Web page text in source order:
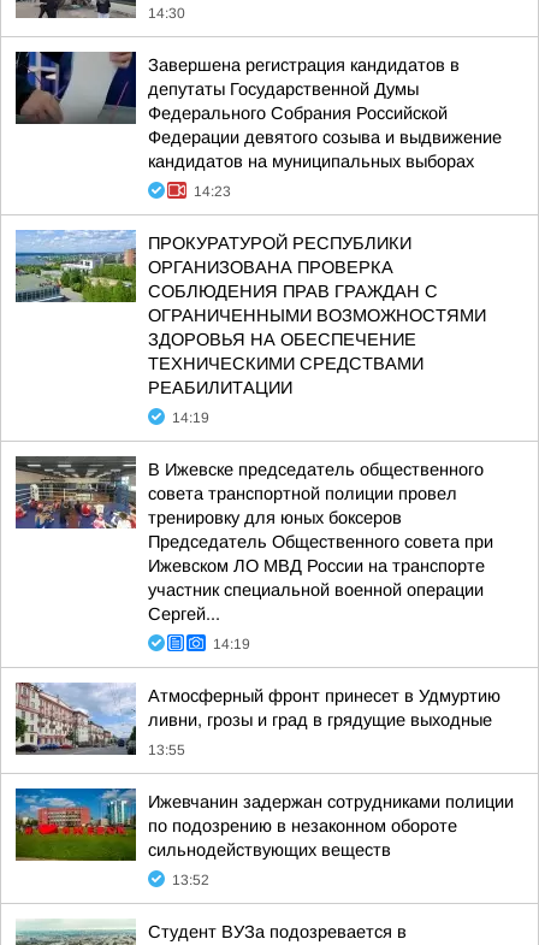
14:30
Завершена регистрация кандидатов в
депутаты Государственной Думы
Федерального Собрания Российской
Федерации девятого созыва и выдвижение
кандидатов на муниципальных выборах
14:23
ПРОКУРАТУРОЙ РЕСПУБЛИКИ
ОРГАНИЗОВАНА ПРОВЕРКА
СОБЛЮДЕНИЯ ПРАВ ГРАЖДАН С
ОГРАНИЧЕННЫМИ ВОЗМОЖНОСТЯМИ
ЗДОРОВЬЯ НА ОБЕСПЕЧЕНИЕ
ТЕХНИЧЕСКИМИ СРЕДСТВАМИ
РЕАБИЛИТАЦИИ
14:19
В Ижевске председатель общественного
совета транспортной полиции провел
тренировку для юных боксеров
Председатель Общественного совета при
Ижевском ЛО МВД России на транспорте
участник специальной военной операции
Сергей...
14:19
Атмосферный фронт принесет в Удмуртию
ливни, грозы и град в грядущие выходные
13:55
Ижевчанин задержан сотрудниками полиции
по подозрению в незаконном обороте
сильнодействующих веществ
13:52
Студент ВУЗа подозревается в